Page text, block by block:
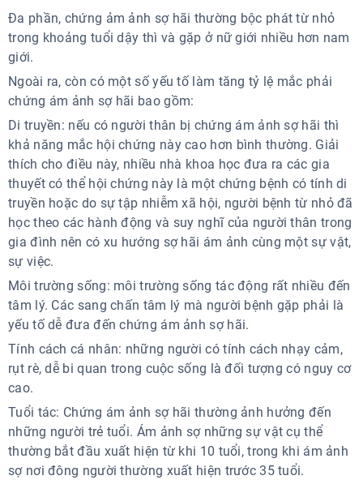
Đa phần, chứng ảm ảnh sợ hãi thường bộc phát từ nhỏ
trong khoảng tuổi dậy thì và gặp ở nữ giới nhiều hơn nam
giới.
Ngoài ra, còn có một số yếu tố làm tăng tỷ lệ mắc phải
chứng ám ảnh sợ hãi bao gồm:
Di truyền: nếu có người thân bị chứng ám ảnh sợ hãi thì
khả năng mắc hội chứng này cao hơn bình thường. Giải
thích cho điều này, nhiều nhà khoa học đưa ra các gia
thuyết có thể hội chứng này là một chứng bệnh có tính di
truyền hoặc do sự tập nhiễm xã hội, người bệnh từ nhỏ đã
học theo các hành động và suy nghĩ của người thân trong
gia đình nên có xu hướng sợ hãi ám ảnh cùng một sự vật,
sự việc.
Môi trường sống: môi trường sống tác động rất nhiều đến
tâm lý. Các sang chấn tâm lý mà người bệnh gặp phải là
yếu tố dễ đưa đến chứng ám ảnh sợ hãi.
Tính cách cá nhân: những người có tính cách nhạy cảm,
rụt rè, dễ bi quan trong cuộc sống là đối tượng có nguy cơ
cao.
Tuổi tác: Chứng ám ảnh sợ hãi thường ảnh hưởng đến
những người trẻ tuổi. Ám ảnh sợ những sự vật cụ thể
thường bắt đầu xuất hiện từ khi 10 tuổi, trong khi ám ảnh
sợ nơi đông người thường xuất hiện trước 35 tuổi.